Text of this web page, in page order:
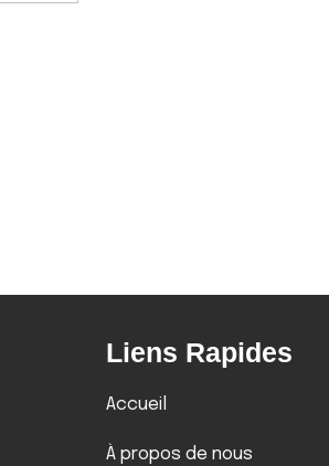
Liens Rapides
Accueil
À propos de nous